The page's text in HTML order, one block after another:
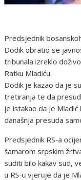
Predsjednik
Dodik obratio se
tribunala izreklo
Ratku Mladiću.
Dodik je kazao da je
tretiranja te da
je istakao da je
današnja presuda
Predsjednik RS-a
šamarom srpskim
suditi bilo kakav sud,
u RS-u vjeruje da je